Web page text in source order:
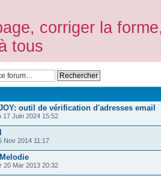
corriger la
tous
outil de vérification d'adresses email
17 Juin 2024 15:52
Nov 2014 11:17
20 Mar 2013 20:32